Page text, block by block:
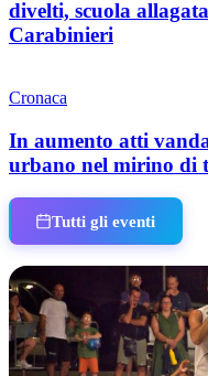
divelti, scuola
Carabinieri
Cronaca
In aumento atti
urbano nel mirino di
Tutti gli eventi